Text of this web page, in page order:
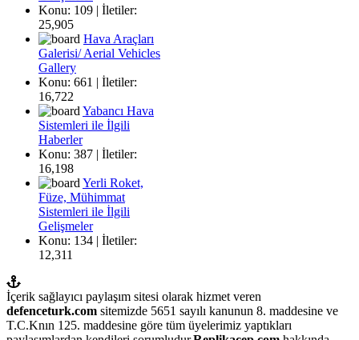
Konu: 109 | İletiler:
25,905
Hava Araçları
Galerisi/ Aerial Vehicles
Gallery
Konu: 661 | İletiler:
16,722
Yabancı Hava
Sistemleri ile İlgili
Haberler
Konu: 387 | İletiler:
16,198
Yerli Roket,
Füze, Mühimmat
Sistemleri ile İlgili
Gelişmeler
Konu: 134 | İletiler:
12,311
İçerik sağlayıcı paylaşım sitesi olarak hizmet veren
defenceturk.com sitemizde 5651 sayılı kanunun 8. maddesine ve
T.C.Knın 125. maddesine göre tüm üyelerimiz yaptıkları